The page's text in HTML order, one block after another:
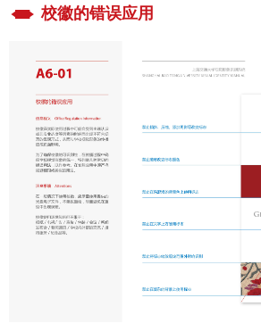
校徽的错误应用